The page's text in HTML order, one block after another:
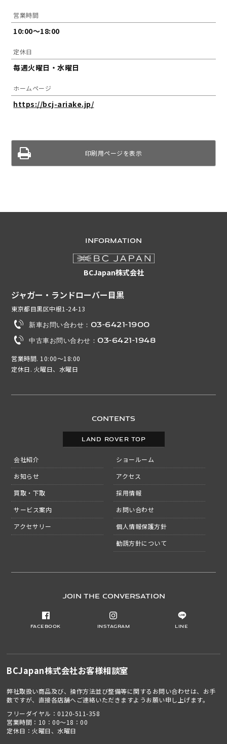
営業時間
10:00～18:00
定休日
毎週火曜日・水曜日
ホームページ
https://bcj-ariake.jp/
印刷用ページを表示
CONTENTS
LAND ROVER TOP
会社紹介
お知らせ
買取・下取
サービス案内
アクセサリー
ショールーム
アクセス
採用情報
お問い合わせ
個人情報保護方針
勧誘方針について
INFORMATION
BCJapan株式会社
ジャガー・ランドローバー目黒
東京都目黒区中根1-24-13
新車お問い合わせ：03-6421-1900
中古車お問い合わせ：03-6421-1948
営業時間. 10:00～18:00
定休日. 火曜日、水曜日
JOIN THE CONVERSATION
Facebook Instagram LINE
BCJapan株式会社お客様相談室
弊社取扱い商品及び、操作方法並び整備等に関するお問い合わせは、お手
数ですが、直接各店舗へご連絡いただきますようお願い申し上げます。
フリーダイヤル：0120-511-358
営業時間：10：00～18：00
定休日：火曜日、水曜日